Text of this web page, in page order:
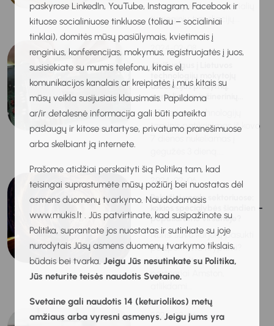
paskyrose LinkedIn, YouTube, Instagram, Facebook ir
kituose socialiniuose tinkluose (toliau – socialiniai
tinklai), domitės mūsų pasiūlymais, kvietimais į
renginius, konferencijas, mokymus, registruojatės į juos,
susisiekiate su mumis telefonu, kitais el.
komunikacijos kanalais ar kreipiatės į mus kitais su
mūsų veikla susijusiais klausimais. Papildoma
ar/ir detalesnė informacija gali būti pateikta
paslaugų ir kitose sutartyse, privatumo pranešimuose
arba skelbiant ją internete.
Prašome atidžiai perskaityti šią Politiką tam, kad
teisingai suprastumėte mūsų požiūrį bei nuostatas dėl
asmens duomenų tvarkymo. Naudodamasis
www.mukis.lt . Jūs patvirtinate, kad susipažinote su
Politika, suprantate jos nuostatas ir sutinkate su joje
nurodytais Jūsų asmens duomenų tvarkymo tikslais,
būdais bei tvarka. Jeigu Jūs nesutinkate su Politika,
Jūs neturite teisės naudotis Svetaine.
Svetaine gali naudotis 14 (keturiolikos) metų
amžiaus arba vyresni asmenys. Jeigu jums yra
savaitę pradeda specialių
tiesioginių transliacijų...
2024-02-08
Atsižvelgus į Lietuvos
asociacijos prašymą,
perkeliamas inžinerinių...
Inžinerinių technologijų
tarpinis patikrinimas iš kovo
2024-02-06
Pokyčiai verslo sektoriuose:
kokios specialybės šiandien –
populiarumo viršūnėje?
Norisi savo karjerą pasukti
perspektyvia kryptimi?
idialogue.lt
partneriai Amston,
2024-02-06